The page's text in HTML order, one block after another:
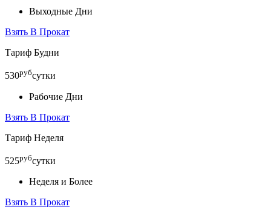
Выходные Дни
Взять В Прокат
Тариф Будни
530рубсутки
Рабочие Дни
Взять В Прокат
Тариф Неделя
525рубсутки
Неделя и Более
Взять В Прокат